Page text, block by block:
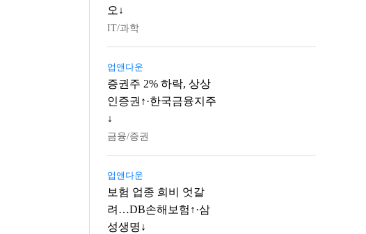
오↓
IT/과학
업앤다운
증권주 2% 하락, 상상
인증권↑·한국금융지주
↓
금융/증권
업앤다운
보험 업종 희비 엇갈
려…DB손해보험↑·삼
성생명↓